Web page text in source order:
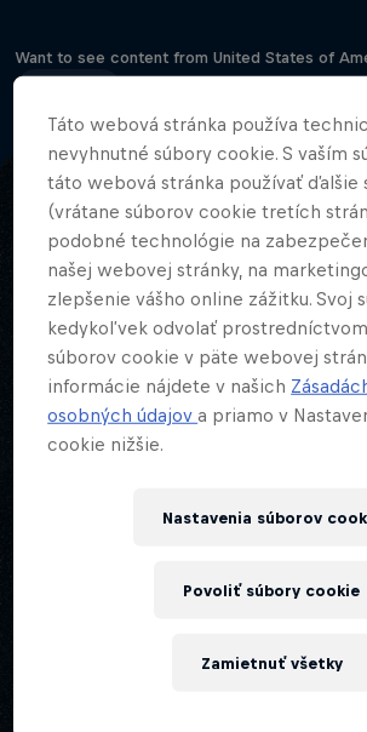
Want to see content from United States of
Táto webová stránka používa
nevyhnutné súbory cookie. S vaším
táto webová stránka používať ďalšie
(vrátane súborov cookie tretích
podobné technológie na
našej webovej stránky, na
zlepšenie vášho online zážitku. Svoj
kedykoľvek odvolať
súborov cookie v päte webovej
informácie nájdete v našich
osobných údajova priamo v
cookie nižšie.
Nastavenia súborov
Zamietnuť všetky
Povoliť súbory cookie